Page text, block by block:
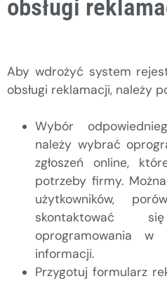
obsługi
Aby wdrożyć system
obsługi reklamacji, należy
Wybór
należy wybrać
zgłoszeń online,
potrzeby firmy.
użytkowników,
skontaktować
oprogramowania w
informacji.
Przygotuj formularz